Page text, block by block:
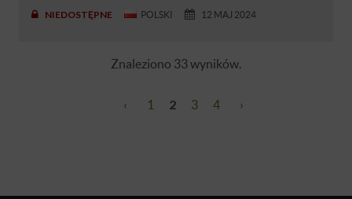
NIEDOSTĘPNE POLSKI 12 MAJ 2024
Znaleziono 33 wyników.
‹ 1 2 3 4 ›